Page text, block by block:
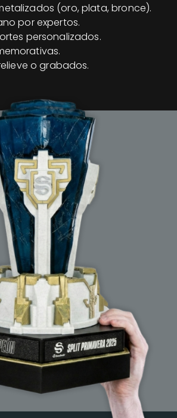
(oro, plata, bronce).
por expertos.
personalizados.
o grabados.